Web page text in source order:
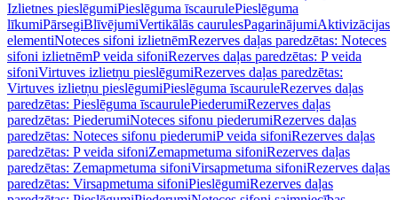
Izlietnes pieslēgumiPieslēguma īscaurulePieslēguma
līkumiPārsegiBlīvējumiVertikālās caurulesPagarinājumiAktivizācijas
elementiNoteces sifoni izlietnēmRezerves daļas paredzētas: Noteces
sifoni izlietnēmP veida sifoniRezerves daļas paredzētas: P veida
sifoniVirtuves izlietņu pieslēgumiRezerves daļas paredzētas:
Virtuves izlietņu pieslēgumiPieslēguma īscauruleRezerves daļas
paredzētas: Pieslēguma īscaurulePiederumiRezerves daļas
paredzētas: PiederumiNoteces sifonu piederumiRezerves daļas
paredzētas: Noteces sifonu piederumiP veida sifoniRezerves daļas
paredzētas: P veida sifoniZemapmetuma sifoniRezerves daļas
paredzētas: Zemapmetuma sifoniVirsapmetuma sifoniRezerves daļas
paredzētas: Virsapmetuma sifoniPieslēgumiRezerves daļas